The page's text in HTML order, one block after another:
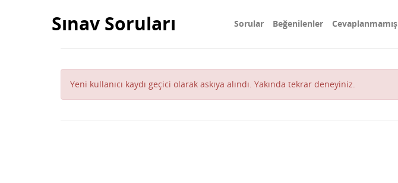
Sınav Soruları Sorular Beğenilenler Cevaplanmamış
Yeni kullanıcı kaydı geçici olarak askıya alındı. Yakında tekrar deneyiniz.